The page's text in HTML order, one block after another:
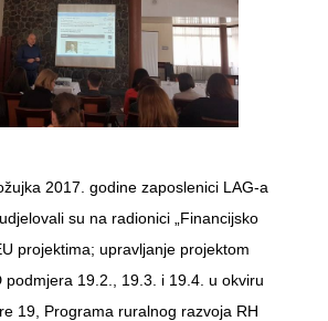
2017. godine zaposlenici LAG-a
su na radionici „Financijsko
projektima; upravljanje projektom
podmjera 19.2., 19.3. i 19.4. u okviru
19, Programa ruralnog razvoja RH